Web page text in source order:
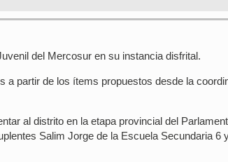
del Mercosur en su instancia disfrital.
a partir de los ítems propuestos desde la
al distrito en la etapa provincial del
Salim Jorge de la Escuela Secundaria 6